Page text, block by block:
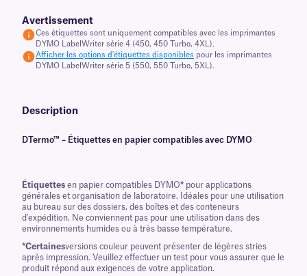
Avertissement
Ces étiquettes sont uniquement compatibles avec les imprimantes
DYMO LabelWriter série 4 (450, 450 Turbo, 4XL).
Afficher les options d'étiquettes disponibles pour les imprimantes
DYMO LabelWriter série 5 (550, 550 Turbo, 5XL).
Description
DTermo™ – Étiquettes en papier compatibles avec DYMO
Étiquettes en papier compatibles DYMO* pour applications
générales et organisation de laboratoire. Idéales pour une utilisation
au bureau sur des dossiers, des boîtes et des conteneurs
d'expédition. Ne conviennent pas pour une utilisation dans des
environnements humides ou à très basse température.
*Certainesversions couleur peuvent présenter de légères stries
après impression. Veuillez effectuer un test pour vous assurer que le
produit répond aux exigences de votre application.